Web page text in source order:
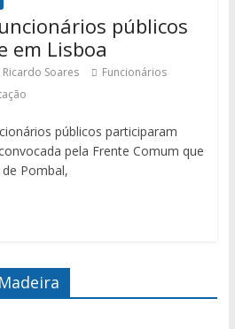
públicos
em Lisboa
Ricardo Soares
Funcionários
públicos participaram
pela Frente Comum que
Pombal,